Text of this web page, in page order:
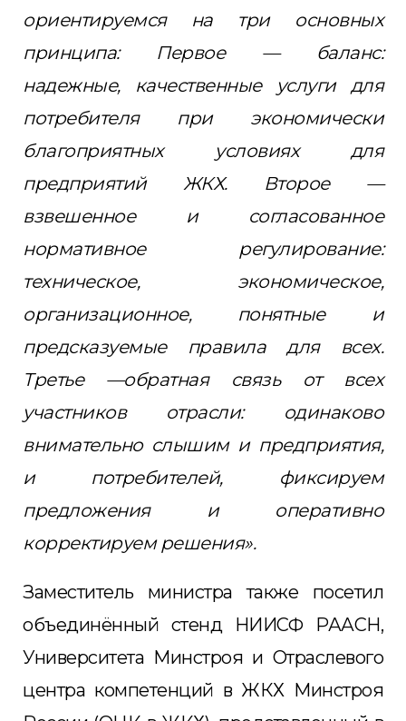
ориентируемся на три основных
принципа: Первое — баланс:
надежные, качественные услуги для
потребителя при экономически
благоприятных условиях для
предприятий ЖКХ. Второе —
взвешенное и согласованное
нормативное регулирование:
техническое, экономическое,
организационное, понятные и
предсказуемые правила для всех.
Третье —обратная связь от всех
участников отрасли: одинаково
внимательно слышим и предприятия,
и потребителей, фиксируем
предложения и оперативно
корректируем решения».
Заместитель министра также посетил
объединённый стенд НИИСФ РААСН,
Университета Минстроя и Отраслевого
центра компетенций в ЖКХ Минстроя